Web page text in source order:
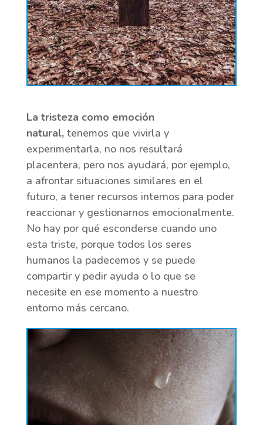
La tristeza como emoción
natural, tenemos que vivirla y
experimentarla, no nos resultará
placentera, pero nos ayudará, por ejemplo,
a afrontar situaciones similares en el
futuro, a tener recursos internos para poder
reaccionar y gestionarnos emocionalmente.
No hay por qué esconderse cuando uno
esta triste, porque todos los seres
humanos la padecemos y se puede
compartir y pedir ayuda o lo que se
necesite en ese momento a nuestro
entorno más cercano.